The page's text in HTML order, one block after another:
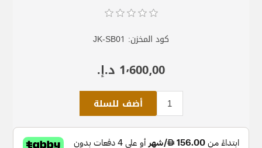
كود المخزن: JK-SB01
1٬600٫00 د.إ.‏
أضف للسلة